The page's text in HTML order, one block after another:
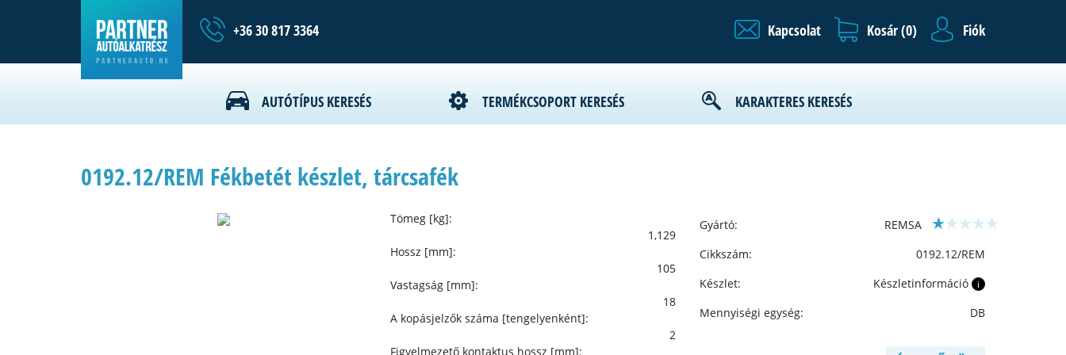
+36 30 817 3364 Kapcsolat Kosár (0) Fiók
AUTÓTÍPUS KERESÉS TERMÉKCSOPORT KERESÉS KARAKTERES KERESÉS
0192.12/REM Fékbetét készlet, tárcsafék
Tömeg [kg]:
1,129
Hossz [mm]:
105
Vastagság [mm]:
18
A kopásjelzők száma [tengelyenként]:
2
Figyelmezető kontaktus hossz [mm]:
Gyártó:
REMSA
Cikkszám:
0192.12/REM
Készlet:
Készletinformáció i
Mennyiségi egység: DB